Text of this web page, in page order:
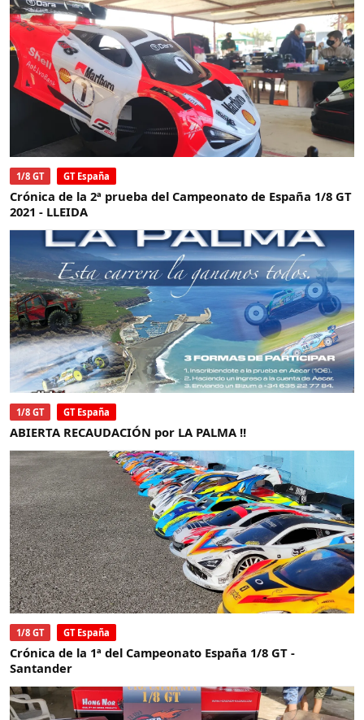
1/8 GT GT España
Crónica de la 2ª prueba del Campeonato de España 1/8 GT
2021 - LLEIDA
1/8 GT GT España
ABIERTA RECAUDACIÓN por LA PALMA !!
1/8 GT GT España
Crónica de la 1ª del Campeonato España 1/8 GT -
Santander